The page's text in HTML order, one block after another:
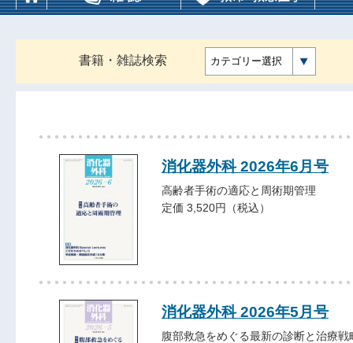
書籍・雑誌検索 カテゴリー選択
消化器外科 2026年6月号
高齢者手術の適応と周術期管理
定価 3,520円（税込）
消化器外科 2026年5月号
腹部救急をめぐる最新の診断と治療戦